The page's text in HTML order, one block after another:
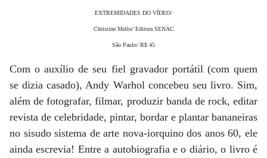
EXTREMIDADES DO VÍDEO/
Christine Mello/ Editora SENAC
São Paulo/ R$ 45
Com o auxílio de seu fiel gravador portátil (com quem
se dizia casado), Andy Warhol concebeu seu livro. Sim,
além de fotografar, filmar, produzir banda de rock, editar
revista de celebridade, pintar, bordar e plantar bananeiras
no sisudo sistema de arte nova-iorquino dos anos 60, ele
ainda escrevia! Entre a autobiografia e o diário, o livro é